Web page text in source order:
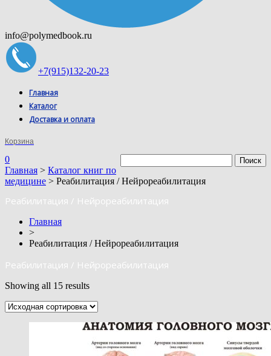
info@polymedbook.ru
+7(915)132-20-23
Главная
Каталог
Доставка и оплата
Корзина
0
Главная > Каталог книг по
медицине > Реабилитация / Нейрореабилитация
Реабилитация / Нейрореабилитация
Главная
>
Реабилитация / Нейрореабилитация
Реабилитация / Нейрореабилитация
Showing all 15 results